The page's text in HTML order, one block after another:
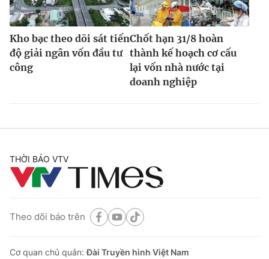
Kho bạc theo dõi sát tiến
độ giải ngân vốn đầu tư
công
Chốt hạn 31/8 hoàn
thành kế hoạch cơ cấu
lại vốn nhà nước tại
doanh nghiệp
THỜI BÁO VTV
Theo dõi báo trên
Cơ quan chủ quản:Đài Truyền hình Việt Nam